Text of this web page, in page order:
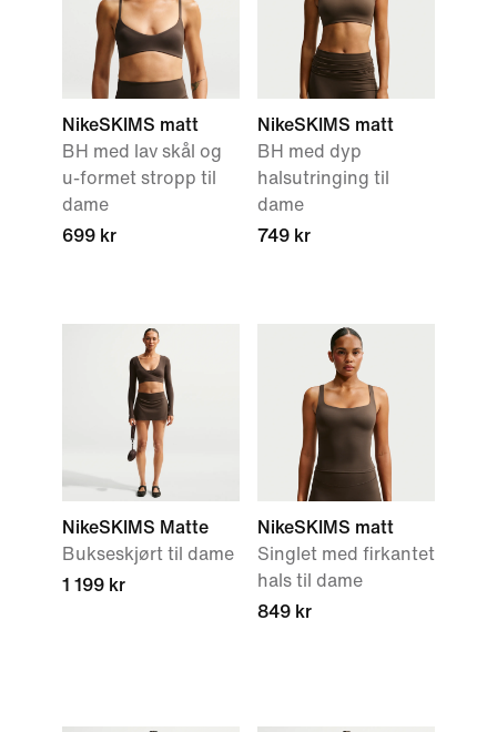
NikeSKIMS matt
BH med lav skål og
u-formet stropp til
dame
699 kr
NikeSKIMS matt
BH med dyp
halsutringing til
dame
749 kr
NikeSKIMS Matte
Bukseskjørt til dame
1 199 kr
NikeSKIMS matt
Singlet med firkantet
hals til dame
849 kr